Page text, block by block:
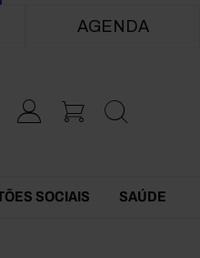
AGENDA
SOCIAIS SAÚDE